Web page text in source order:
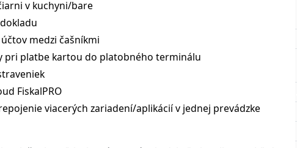
v kuchyni/bare
medzi čašníkmi
pri platbe kartou do platobného terminálu
FiskalPRO
viacerých zariadení/aplikácií v jednej prevádzke